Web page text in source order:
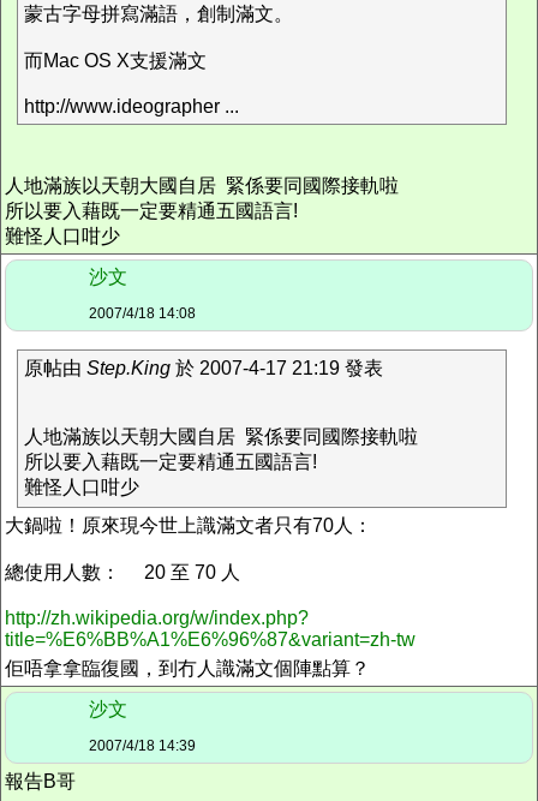
蒙古字母拼寫滿語，創制滿文。
而Mac OS X支援滿文
http://www.ideographer ...
人地滿族以天朝大國自居 緊係要同國際接軌啦
所以要入藉既一定要精通五國語言!
難怪人口咁少
沙文
2007/4/18 14:08
原帖由 Step.King 於 2007-4-17 21:19 發表
人地滿族以天朝大國自居 緊係要同國際接軌啦
所以要入藉既一定要精通五國語言!
難怪人口咁少
大鍋啦！原來現今世上識滿文者只有70人：
總使用人數： 20 至 70 人
http://zh.wikipedia.org/w/index.php?
title=%E6%BB%A1%E6%96%87&variant=zh-tw
佢唔拿拿臨復國，到冇人識滿文個陣點算？
沙文
2007/4/18 14:39
報告B哥